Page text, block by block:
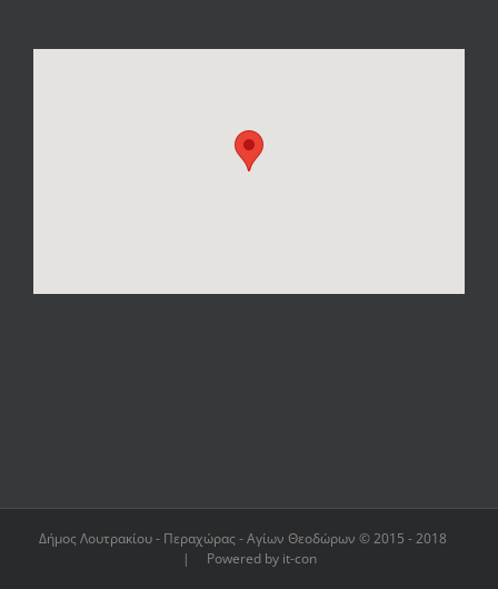
Δήμος Λουτρακίου - Περαχώρας - Αγίων Θεοδώρων © 2015 - 2018
| Powered by it-con